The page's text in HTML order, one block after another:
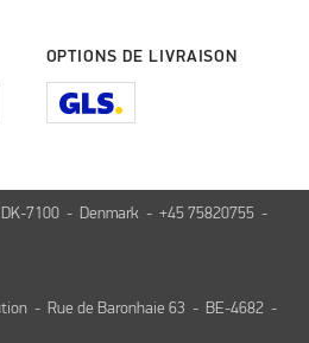
OPTIONS DE LIVRAISON
7100 - Denmark - +45 75820755 -
- Rue de Baronhaie 63 - BE-4682 -